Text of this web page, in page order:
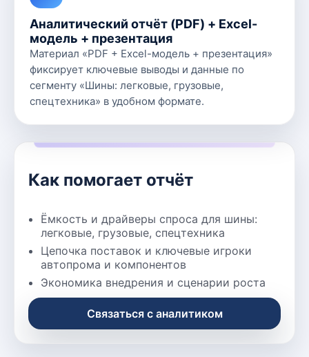
Как помогает отчёт
Ёмкость и драйверы спроса для шины:
легковые, грузовые, спецтехника
Цепочка поставок и ключевые игроки
автопрома и компонентов
Экономика внедрения и сценарии роста
Связаться с аналитиком
Аналитический отчёт (PDF) + Excel-
модель + презентация
Материал «PDF + Excel-модель + презентация»
фиксирует ключевые выводы и данные по
сегменту «Шины: легковые, грузовые,
спецтехника» в удобном формате.